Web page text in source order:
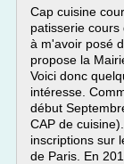
Cap cuisine
patisserie
à m'avoir posé
propose la
Voici donc
intéresse.
début
CAP de
inscriptions sur
de Paris. En